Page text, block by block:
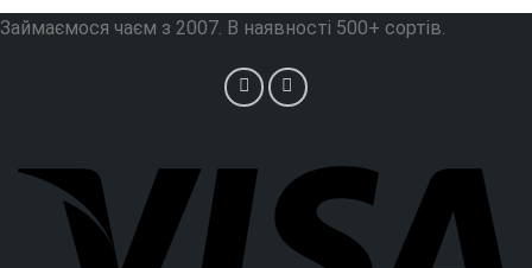
Займаємося чаєм з 2007. В наявності 500+ сортів.